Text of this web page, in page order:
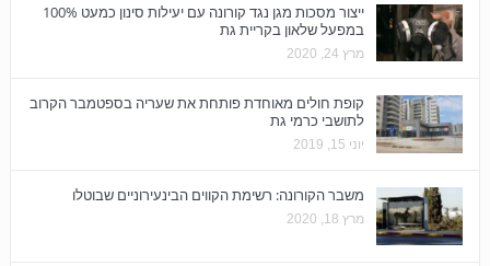
ייצור מסכות מגן נגד קורונה עם יעילות סינון כמעט 100%
במפעל שלאון בקריית גת
מרץ 24, 2020
קופת חולים מאוחדת פותחת את שעריה בספטמבר הקרוב
לתושבי כרמי גת
יוני 15, 2019
משבר הקורונה: רשימת הקווים הבינעירוניים שבוטלו
מרץ 18, 2020